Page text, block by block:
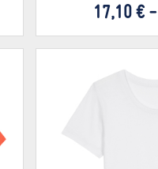
17,10 € -